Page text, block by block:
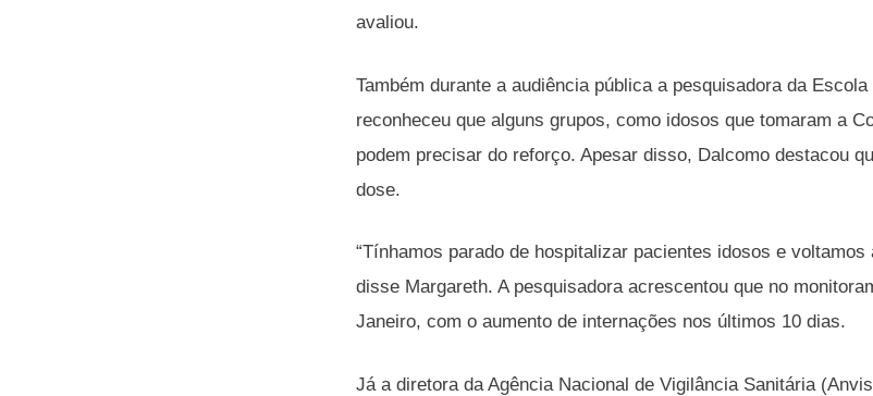
avaliou.
Também durante a audiência pública a pesquisadora da
reconheceu que alguns grupos, como idosos que tomaram a
podem precisar do reforço. Apesar disso, Dalcomo destacou
dose.
“Tínhamos parado de hospitalizar pacientes idosos e
disse Margareth. A pesquisadora acrescentou que no
Janeiro, com o aumento de internações nos últimos 10 dias.
Já a diretora da Agência Nacional de Vigilância Sanitária